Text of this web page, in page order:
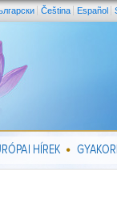
Čeština Español
HÍREK